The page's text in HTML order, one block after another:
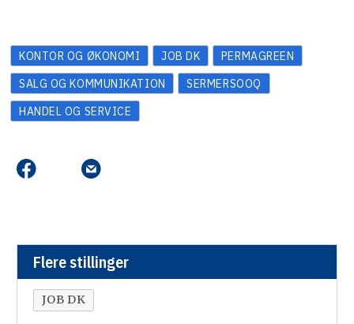
KONTOR OG ØKONOMI JOB DK
PERMAGREEN
SALG OG KOMMUNIKATION
SERMERSOOQ
HANDEL OG SERVICE
Flere stillinger
JOB DK